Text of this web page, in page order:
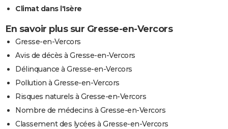
Climat dans l'Isère
En savoir plus sur Gresse-en-Vercors
Gresse-en-Vercors
Avis de décès à Gresse-en-Vercors
Délinquance à Gresse-en-Vercors
Pollution à Gresse-en-Vercors
Risques naturels à Gresse-en-Vercors
Nombre de médecins à Gresse-en-Vercors
Classement des lycées à Gresse-en-Vercors